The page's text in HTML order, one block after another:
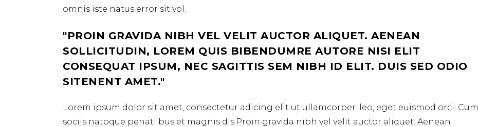
omnis iste natus error sit vol.
PROIN GRAVIDA NIBH VEL VELIT AUCTOR ALIQUET. AENEAN
SOLLICITUDIN, LOREM QUIS BIBENDUMRE AUTORE NISI ELIT
CONSEQUAT IPSUM, NEC SAGITTIS SEM NIBH ID ELIT. DUIS SED ODIO
SITENENT AMET.
Lorem ipsum dolor sit amet, consectetur adicing elit ut ullamcorper. leo, eget euismod orci. Cum
sociis natoque penati bus et magnis dis.Proin gravida nibh vel velit auctor aliquet. Aenean